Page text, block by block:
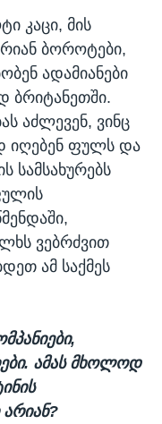
კაცი, მის
ბოროტები,
ადამიანები
ბრიტანეთში.
აძლევენ, ვინც
იღებენ ფულს და
სამსახურებს
ვებრძვით
ამ საქმეს
ამას მხოლოდ